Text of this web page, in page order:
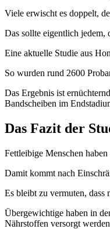
Viele erwischt es doppelt,
Das sollte eigentlich jedem,
Eine aktuelle Studie aus
So wurden rund 2600
Das Ergebnis ist
Bandscheiben im
Das Fazit der
Fettleibige Menschen
Damit kommt nach
Es bleibt zu vermuten, dass
Übergewichtige haben in
Nährstoffen versorgt